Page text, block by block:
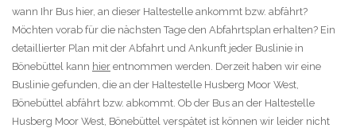
wann Ihr Bus hier, an dieser Haltestelle ankommt bzw. abfährt?
Möchten vorab für die nächsten Tage den Abfahrtsplan erhalten? Ein
detaillierter Plan mit der Abfahrt und Ankunft jeder Buslinie in
Bönebüttel kann hier entnommen werden. Derzeit haben wir eine
Buslinie gefunden, die an der Haltestelle Husberg Moor West,
Bönebüttel abfährt bzw. abkommt. Ob der Bus an der Haltestelle
Husberg Moor West, Bönebüttel verspätet ist können wir leider nicht